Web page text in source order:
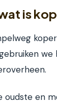
is
oudste en